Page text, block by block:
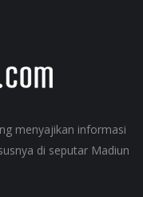
menyajikan informasi
di seputar Madiun